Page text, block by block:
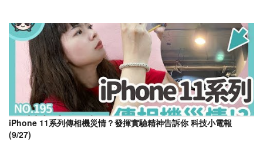
iPhone 11系列傳相機災情？發揮實驗精神告訴你 科技小電報
(9/27)